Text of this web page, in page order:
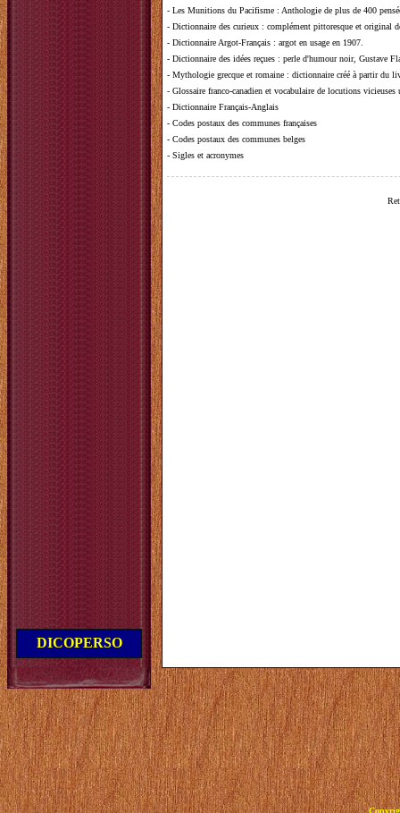
DICOPERSO
- Les Munitions du Pacifisme : Anthologie de plus de 400
- Dictionnaire des curieux : complément pittoresque et original
- Dictionnaire Argot-Français : argot en usage en 1907.
- Dictionnaire des idées reçues : perle d'humour noir, Gustave
- Mythologie grecque et romaine : dictionnaire créé à partir du
- Glossaire franco-canadien et vocabulaire de locutions vicieuses
- Dictionnaire Français-Anglais
- Codes postaux des communes françaises
- Codes postaux des communes belges
- Sigles et acronymes